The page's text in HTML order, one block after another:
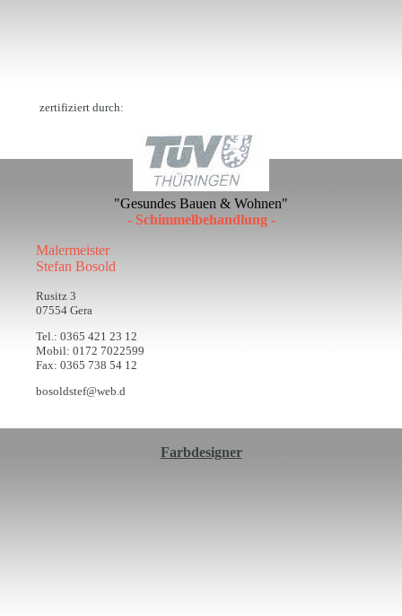
zertifiziert durch:
"Gesundes Bauen & Wohnen"
- Schimmelbehandlung -
Malermeister
Stefan Bosold
Rusitz 3
07554 Gera
Tel.: 0365 421 23 12
Mobil: 0172 7022599
Fax: 0365 738 54 12
bosoldstef@web.d
Farbdesigner